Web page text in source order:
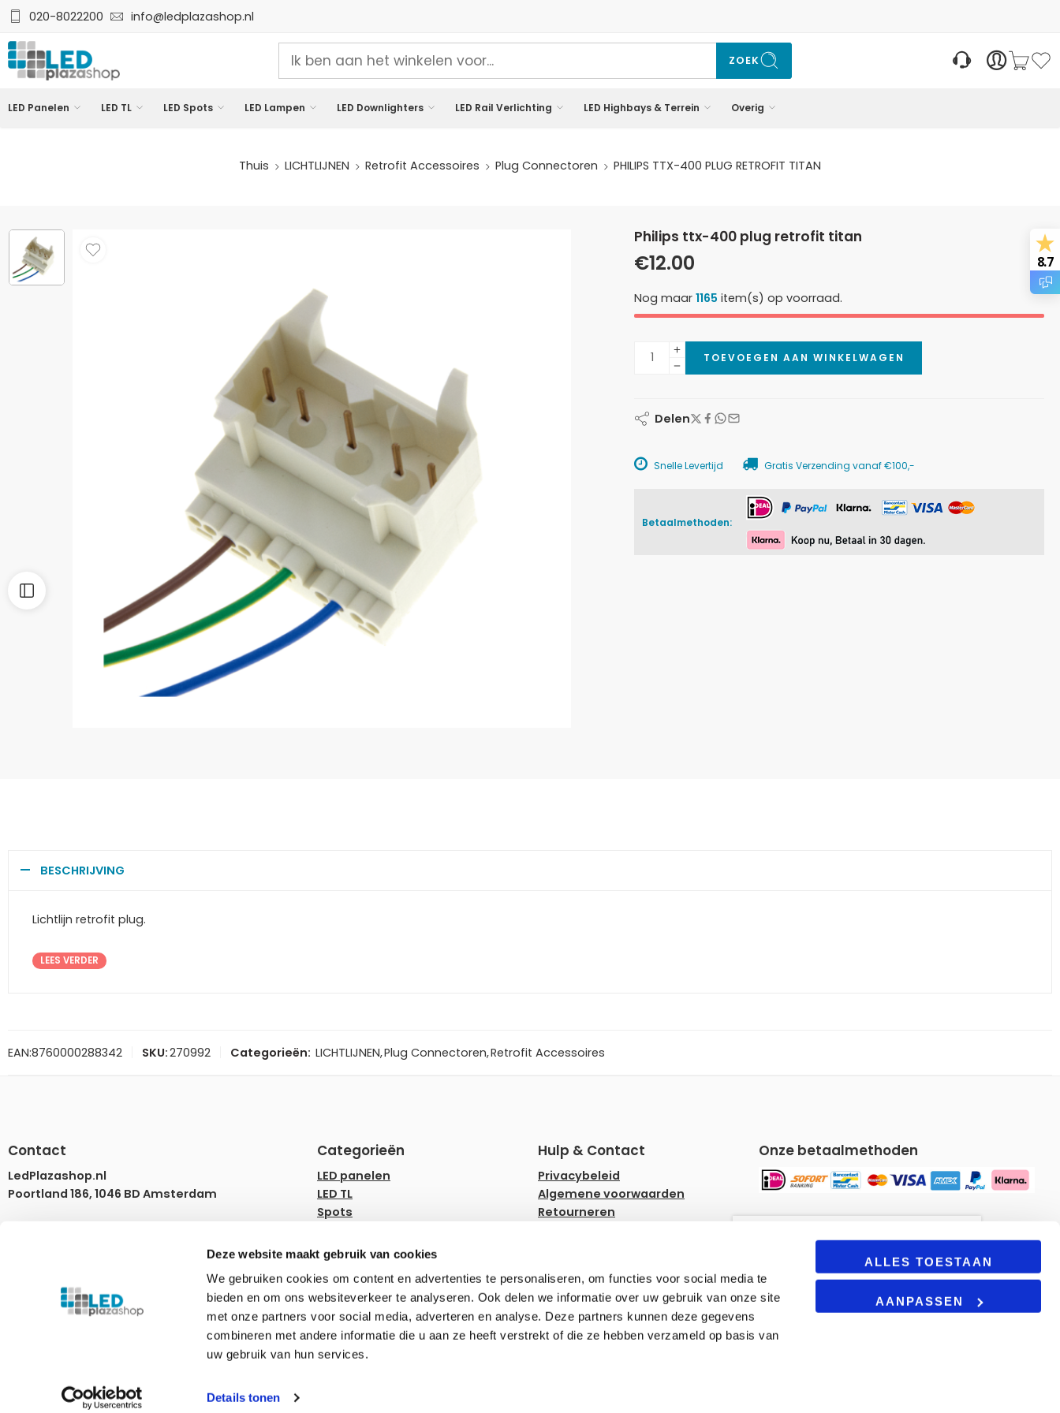
Deze website maakt gebruik van cookies
We gebruiken cookies om content en advertenties te personaliseren, om functies voor social media te
bieden en om ons websiteverkeer te analyseren. Ook delen we informatie over uw gebruik van onze site
met onze partners voor social media, adverteren en analyse. Deze partners kunnen deze gegevens
combineren met andere informatie die u aan ze heeft verstrekt of die ze hebben verzameld op basis van
uw gebruik van hun services.
Details tonen
ALLES TOESTAAN
AANPASSEN
020-8022200 info@ledplazashop.nl
ZOEK
LED Panelen LED TL LED Spots LED Lampen LED Downlighters LED Rail Verlichting LED Highbays & Terrein Overig
Thuis LICHTLIJNEN Retrofit Accessoires Plug Connectoren PHILIPS TTX-400 PLUG RETROFIT TITAN
philips ttx-400 plug retrofit titan
€12.00
Nog maar 1165 item(s) op voorraad.
TOEVOEGEN AAN WINKELWAGEN
Delen
Snelle Levertijd Gratis Verzending vanaf €100,-
Betaalmethoden:
BESCHRIJVING
Lichtlijn retrofit plug.
LEES VERDER
EAN:8760000288342 SKU:270992 Categorieën: LICHTLIJNEN,Plug Connectoren,Retrofit Accessoires
Contact
LedPlazashop.nl
Poortland 186, 1046 BD Amsterdam
Ledplazashop.nl is partner van Plafondplaza B.V.
Categorieën
LED panelen
LED TL
Spots
LED lampen
LED downlighters
Rails
Tuinverlichting
Hulp & Contact
Privacybeleid
Algemene voorwaarden
Retourneren
Onze betaalmethoden
© Ledplaza | Alle prijzen zijn incl. recyclingbijdrage.
Om u een gepersonaliseerde
winkelervaring te bieden, maakt
onze site gebruik van cookies.
Door deze site te blijven
gebruiken, gaat u akkoord met
8.7